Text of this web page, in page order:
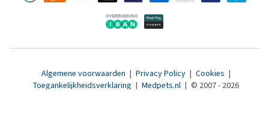
Algemene voorwaarden | Privacy Policy | Cookies |
Toegankelijkheidsverklaring | Medpets.nl | © 2007 - 2026